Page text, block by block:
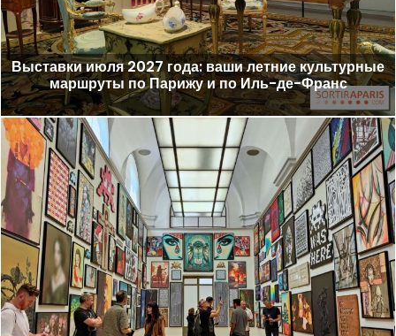
Выставки июля 2027 года: ваши летние культурные
маршруты по Парижу и по Иль-де-Франс